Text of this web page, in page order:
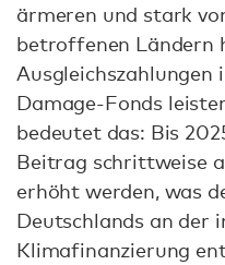
ärmeren und stark
betroffenen Ländern
Ausgleichszahlungen
Damage-Fonds
bedeutet das: Bis
Beitrag schrittweise
erhöht werden, was
Deutschlands an der
Klimafinanzierung